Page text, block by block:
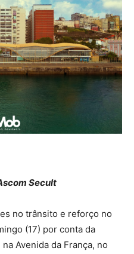
Secult
no trânsito e reforço no
(17) por conta da
Avenida da França, no